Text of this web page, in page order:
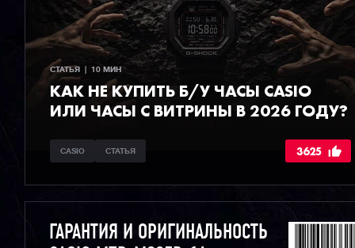
СТАТЬЯ  |  10 МИН
КАК НЕ КУПИТЬ Б/У ЧАСЫ CASIO
ИЛИ ЧАСЫ С ВИТРИНЫ В 2026 ГОДУ?
CASIO СТАТЬЯ 3625
ГАРАНТИЯ И ОРИГИНАЛЬНОСТЬ